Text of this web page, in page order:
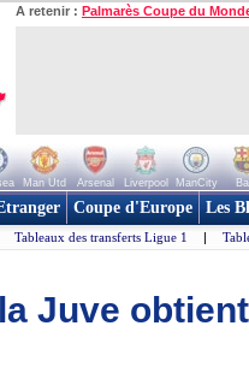
A retenir : Palmarès Coupe du
Man Utd Arsenal Liverpool ManCity
Coupe d'Europe Les
Tableaux des transferts Ligue 1 |
Juve